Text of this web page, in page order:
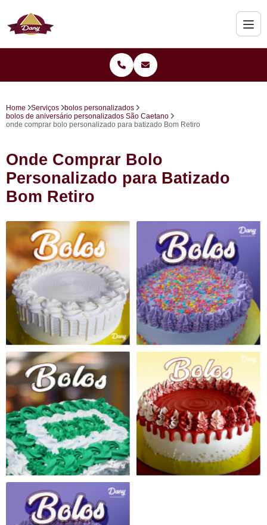
Home Serviços
bolos personalizados
bolos de aniversário personalizados São Caetano
onde comprar bolo personalizado para batizado Bom Retiro
Onde Comprar Bolo
Personalizado para Batizado
Bom Retiro